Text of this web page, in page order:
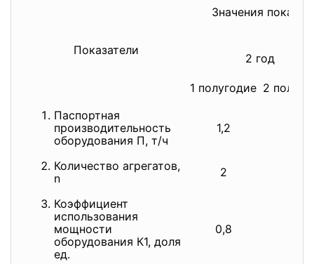
Показатели
Значения
2 год
1 полугодие 2
Паспортная
производительность
оборудования П, т/ч
1,2
Количество агрегатов,
n
2
Коэффициент
использования
мощности
оборудования К1, доля
ед.
0,8